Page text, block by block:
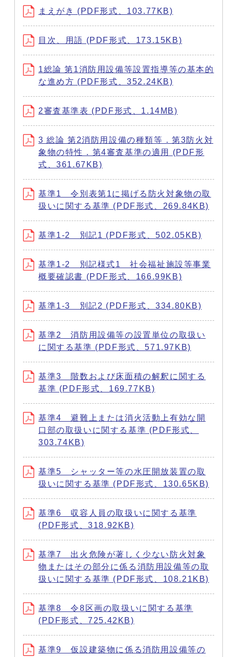
まえがき (PDF形式、103.77KB)
目次、用語 (PDF形式、173.15KB)
1総論 第1消防用設備等設置指導等の基本的
な進め方 (PDF形式、352.24KB)
2審査基準表 (PDF形式、1.14MB)
3 総論 第2消防用設備の種類等．第3防火対
象物の特性．第4審査基準の適用 (PDF形
式、361.67KB)
基準1 令別表第1に掲げる防火対象物の取
扱いに関する基準 (PDF形式、269.84KB)
基準1-2 別記1 (PDF形式、502.05KB)
基準1‐2 別記様式1 社会福祉施設等事業
概要確認書 (PDF形式、166.99KB)
基準1-3 別記2 (PDF形式、334.80KB)
基準2 消防用設備等の設置単位の取扱い
に関する基準 (PDF形式、571.97KB)
基準3 階数および床面積の解釈に関する
基準 (PDF形式、169.77KB)
基準4 避難上または消火活動上有効な開
口部の取扱いに関する基準 (PDF形式、
303.74KB)
基準5 シャッター等の水圧開放装置の取
扱いに関する基準 (PDF形式、130.65KB)
基準6 収容人員の取扱いに関する基準
(PDF形式、318.92KB)
基準7 出火危険が著しく少ない防火対象
物またはその部分に係る消防用設備等の取
扱いに関する基準 (PDF形式、108.21KB)
基準8 令8区画の取扱いに関する基準
(PDF形式、725.42KB)
基準9 仮設建築物に係る消防用設備等の